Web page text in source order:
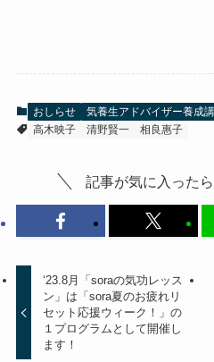
おしらせ
気養生アドバイザー養成
高木映子
清野賢一 相良惠子
記事が気に入った
‘23.8月「soraの気功レッス
ン」は「sora夏のお疲れリ
セット応援ウィーク！」の
１プログラムとして開催し
ます！